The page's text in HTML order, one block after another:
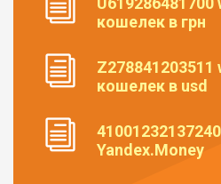
кошелек в грн
Z278841203511
кошелек в usd
Yandex.Money